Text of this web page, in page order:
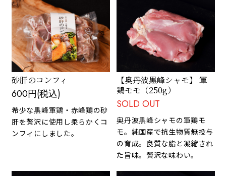
砂肝のコンフィ
600円(税込)
希少な黒峰軍鶏・赤峰鶏の砂
肝を贅沢に使用し柔らかくコ
ンフィにしました。
【奥丹波黒峰シャモ】 軍
鶏モモ（250g）
SOLD OUT
奥丹波黒峰シャモの軍鶏モ
モ。純国産で抗生物質無投与
の育成。良質な脂と凝縮され
た旨味。贅沢な味わい。